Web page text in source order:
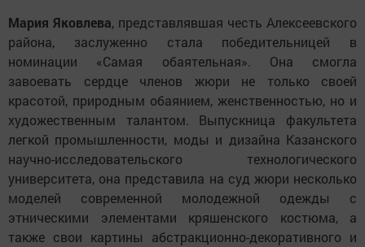
Мария Яковлева, представлявшая честь Алексеевского
района, заслуженно стала победительницей в
номинации «Самая обаятельная». Она смогла
завоевать сердце членов жюри не только своей
красотой, природным обаянием, женственностью, но и
художественным талантом. Выпускница факультета
легкой промышленности, моды и дизайна Казанского
научно-исследовательского технологического
университета, она представила на суд жюри несколько
моделей современной молодежной одежды с
этническими элементами кряшенского костюма, а
также свои картины абстракционно-декоративного и